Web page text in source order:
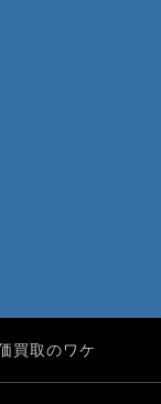
買取のワケ